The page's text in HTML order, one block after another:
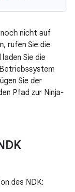
nicht auf
rufen Sie die
laden Sie die
Sie der
Pfad zur Ninja-
des NDK: